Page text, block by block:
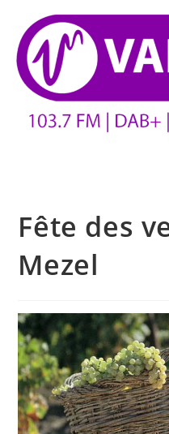
Fête des
Mezel